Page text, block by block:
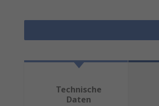
Technische
Daten